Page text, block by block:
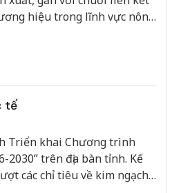
hiệu trong lĩnh vực nông
tế
Triển khai Chương trình
trên địa bàn tỉnh. Kế
các chỉ tiêu về kim ngạch
giả mạo nhãn hiệu
Adidas, Nike
sản phẩm nhập lậu,
Công an Thanh Hóa
tìm bị hại trong vụ
án sản xuất, buôn
bán yến sào giả